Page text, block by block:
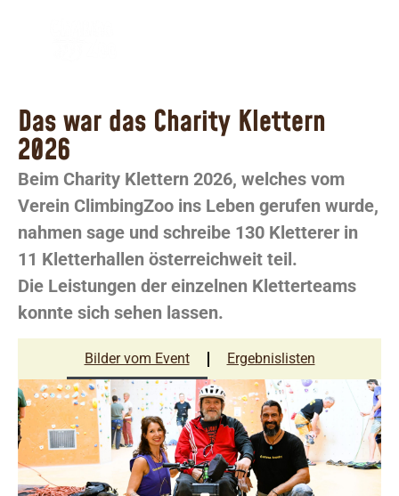
Das war das Charity Klettern
2026
Beim Charity Klettern 2026, welches vom
Verein ClimbingZoo ins Leben gerufen wurde,
nahmen sage und schreibe 130 Kletterer in
11 Kletterhallen österreichweit teil.
Die Leistungen der einzelnen Kletterteams
konnte sich sehen lassen.
Bilder vom Event Ergebnislisten